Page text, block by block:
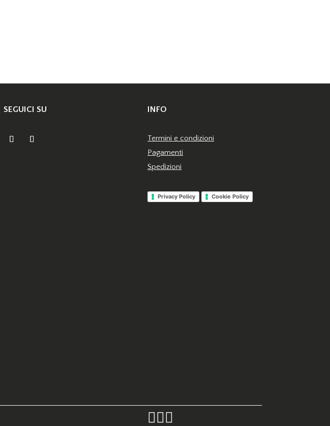
SEGUICI SU INFO
Termini e condizioni
Pagamenti
Spedizioni
Privacy Policy Cookie Policy
